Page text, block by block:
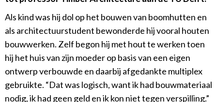
Als kind was hij dol op het bouwen van boomhutten en
als architectuurstudent bewonderde hij vooral houten
bouwwerken. Zelf begon hij met hout te werken toen
hij het huis van zijn moeder op basis van een eigen
ontwerp verbouwde en daarbij afgedankte multiplex
gebruikte. “Dat was logisch, want ik had bouwmateriaal
nodig, ik had geen geld en ik kon niet tegen verspilling.”